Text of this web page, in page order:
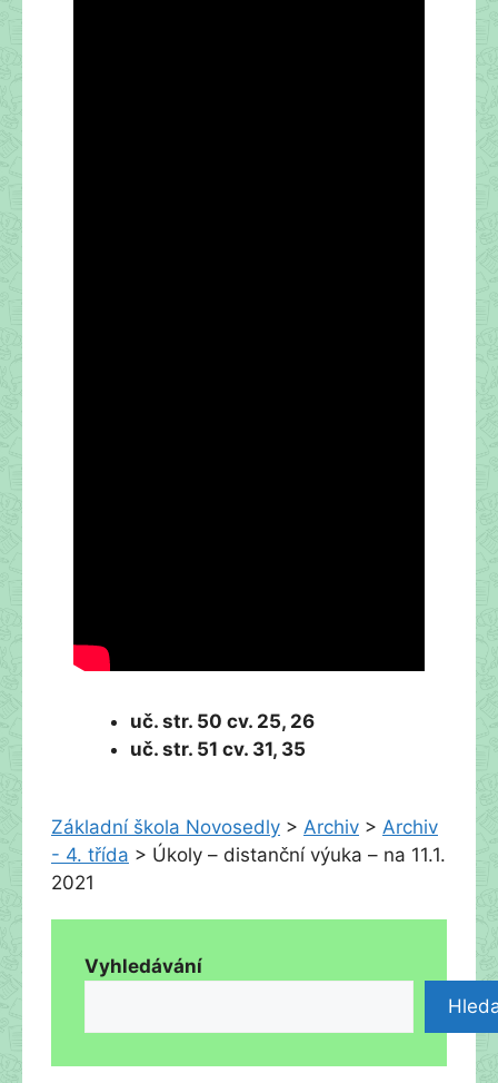
uč. str. 50 cv. 25, 26
uč. str. 51 cv. 31, 35
Základní škola Novosedly > Archiv > Archiv
- 4. třída > Úkoly – distanční výuka – na 11.1.
2021
Vyhledávání